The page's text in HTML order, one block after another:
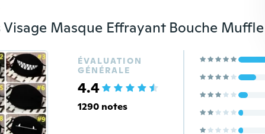
ÉVALUATION
GÉNÉRALE
4.4
1290 notes